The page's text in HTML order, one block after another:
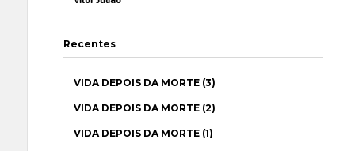
Recentes
VIDA DEPOIS DA MORTE (3)
VIDA DEPOIS DA MORTE (2)
VIDA DEPOIS DA MORTE (1)